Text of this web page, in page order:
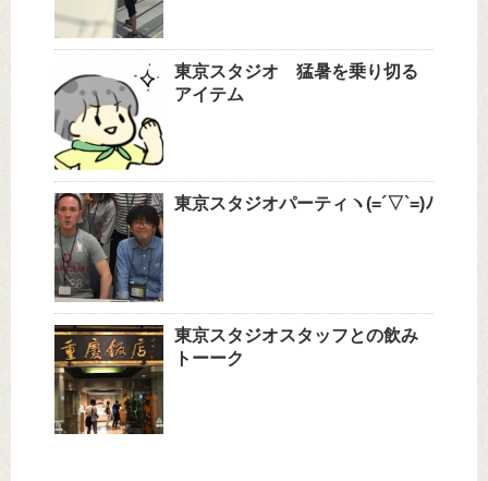
東京スタジオ 猛暑を乗り切る
アイテム
東京スタジオパーティヽ(=´▽`=)ﾉ
東京スタジオスタッフとの飲み
トーーク